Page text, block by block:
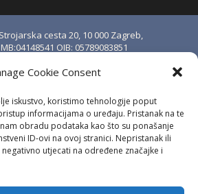
Cookie Consent
iskustvo, koristimo tehnologije poput
informacijama o uređaju. Pristanak na te
obradu podataka kao što su ponašanje
ID-ovi na ovoj stranici. Nepristanak ili
utjecati na određene značajke i
cesta 20, 10 000 Zagreb,
OIB: 05789083851
pod brojem MBS: 080888976.
i jedini član društva: Stjepan
Anić.
kod
Bank d.d., Zagreb, OIB: